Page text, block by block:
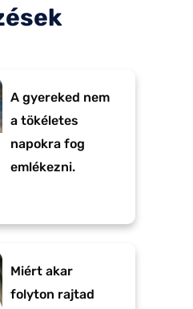
A gyereked nem
a tökéletes
napokra fog
emlékezni.
Miért akar
folyton rajtad